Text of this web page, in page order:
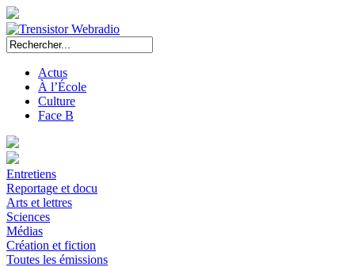
Actus
À l’École
Culture
Face B
Entretiens
Reportage et docu
Arts et lettres
Sciences
Médias
Création et fiction
Toutes les émissions